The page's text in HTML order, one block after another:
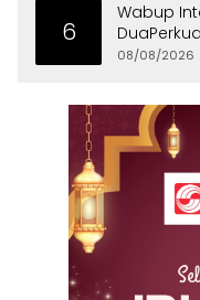
6
Wabup
Persatuan
08/08/2026